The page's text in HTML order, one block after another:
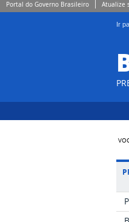
Portal do Governo Brasileiro Atualize
Ir